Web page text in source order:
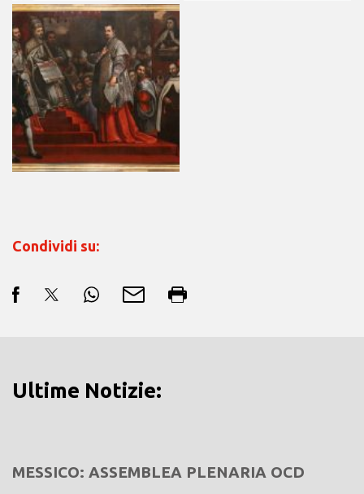
Condividi su:
Ultime Notizie:
MESSICO: ASSEMBLEA PLENARIA OCD